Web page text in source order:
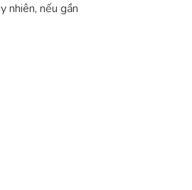
nhiên, nếu gần